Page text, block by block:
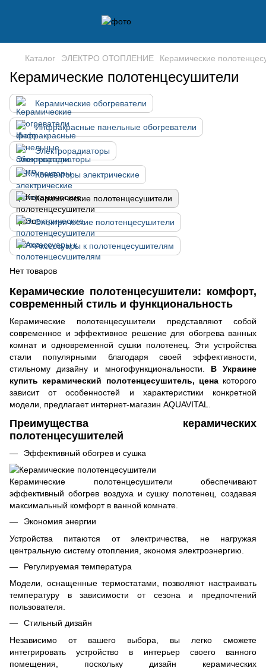
Каталог ЭЛЕКТРО ОТОПЛЕНИЕ Керамические
Керамические полотенцесушители
Керамические обогреватели
Инфракрасные панельные обогреватели
Электрорадиаторы
Конвекторы электрические
Керамические полотенцесушители
Электрические полотенцесушители
Аксессуары к полотенцесушителям
Нет товаров
Керамические полотенцесушители: комфорт,
современный стиль и функциональность
Керамические полотенцесушители представляют собой
современное и эффективное решение для обогрева ванных
комнат и одновременной сушки полотенец. Эти устройства
стали популярными благодаря своей эффективности,
стильному дизайну и многофункциональности. В Украине
купить керамический полотенцесушитель, ценакоторого
зависит от особенностей и характеристики конкретной
модели, предлагает интернет-магазин AQUAVITAL.
Преимущества керамических
полотенцесушителей
Эффективный обогрев и сушка
Керамические полотенцесушители обеспечивают
эффективный обогрев воздуха и сушку полотенец, создавая
максимальный комфорт в ванной комнате.
Экономия энергии
Устройства питаются от электричества, не нагружая
центральную систему отопления, экономя электроэнергию.
Регулируемая температура
Модели, оснащенные термостатами, позволяют настраивать
температуру в зависимости от сезона и предпочтений
пользователя.
Стильный дизайн
Независимо от вашего выбора, вы легко сможете
интегрировать устройство в интерьер своего ванного
помещения, поскольку дизайн керамических